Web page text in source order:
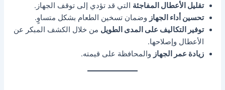
تقليل الأعطال المفاجئة التي قد تؤدي إلى توقف الجهاز.
تحسين أداء الجهاز وضمان تسخين الطعام بشكل متساوٍ.
توفير التكاليف على المدى الطويل من خلال الكشف المبكر عن
الأعطال وإصلاحها.
زيادة عمر الجهاز والمحافظة على قيمته.